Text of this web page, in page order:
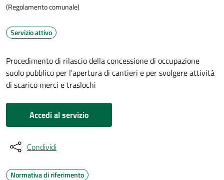
(Regolamento comunale)
Servizio attivo
Procedimento di rilascio della concessione di occupazione
suolo pubblico per l'apertura di cantieri e per svolgere attività
di scarico merci e traslochi
Accedi al servizio
Condividi
Normativa di riferimento